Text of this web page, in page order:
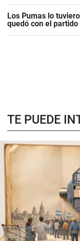
Los Pumas lo
quedó con el partido
TE PUEDE